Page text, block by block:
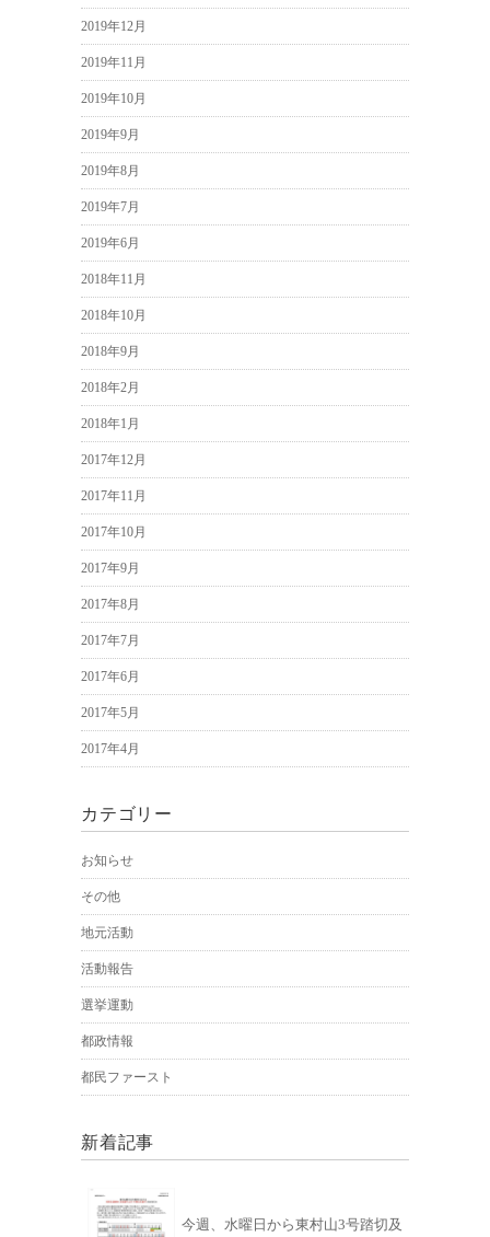
2019年12月
2019年11月
2019年10月
2019年9月
2019年8月
2019年7月
2019年6月
2018年11月
2018年10月
2018年9月
2018年2月
2018年1月
2017年12月
2017年11月
2017年10月
2017年9月
2017年8月
2017年7月
2017年6月
2017年5月
2017年4月
カテゴリー
お知らせ
その他
地元活動
活動報告
選挙運動
都政情報
都民ファースト
新着記事
今週、水曜日から東村山3号踏切及